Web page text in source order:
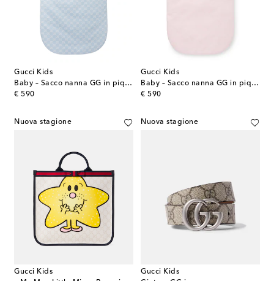
Gucci Kids
Baby – Sacco nanna GG in piqué di cotone
€ 590
original price
Gucci Kids
Baby – Sacco nanna GG in piqué di cotone
€ 590
original price
Nuova stagione
Gucci Kids
Nuova stagione
Gucci Kids